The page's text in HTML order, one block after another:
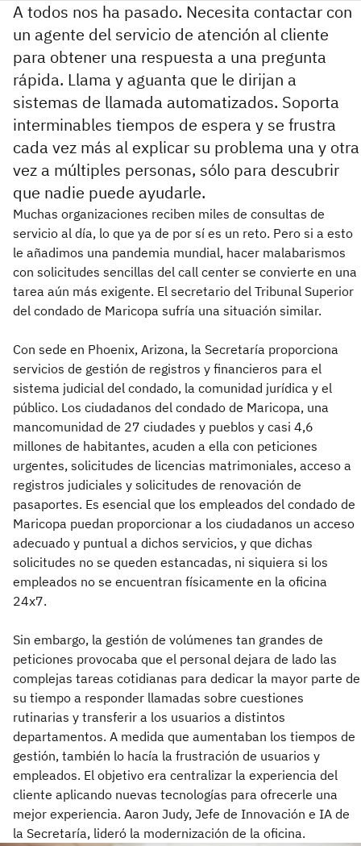
A todos nos ha pasado. Necesita contactar con
un agente del servicio de atención al cliente
para obtener una respuesta a una pregunta
rápida. Llama y aguanta que le dirijan a
sistemas de llamada automatizados. Soporta
interminables tiempos de espera y se frustra
cada vez más al explicar su problema una y otra
vez a múltiples personas, sólo para descubrir
que nadie puede ayudarle.
Muchas organizaciones reciben miles de consultas de
servicio al día, lo que ya de por sí es un reto. Pero si a esto
le añadimos una pandemia mundial, hacer malabarismos
con solicitudes sencillas del call center se convierte en una
tarea aún más exigente. El secretario del Tribunal Superior
del condado de Maricopa sufría una situación similar.
Con sede en Phoenix, Arizona, la Secretaría proporciona
servicios de gestión de registros y financieros para el
sistema judicial del condado, la comunidad jurídica y el
público. Los ciudadanos del condado de Maricopa, una
mancomunidad de 27 ciudades y pueblos y casi 4,6
millones de habitantes, acuden a ella con peticiones
urgentes, solicitudes de licencias matrimoniales, acceso a
registros judiciales y solicitudes de renovación de
pasaportes. Es esencial que los empleados del condado de
Maricopa puedan proporcionar a los ciudadanos un acceso
adecuado y puntual a dichos servicios, y que dichas
solicitudes no se queden estancadas, ni siquiera si los
empleados no se encuentran físicamente en la oficina
24x7.
Sin embargo, la gestión de volúmenes tan grandes de
peticiones provocaba que el personal dejara de lado las
complejas tareas cotidianas para dedicar la mayor parte de
su tiempo a responder llamadas sobre cuestiones
rutinarias y transferir a los usuarios a distintos
departamentos. A medida que aumentaban los tiempos de
gestión, también lo hacía la frustración de usuarios y
empleados. El objetivo era centralizar la experiencia del
cliente aplicando nuevas tecnologías para ofrecerle una
mejor experiencia. Aaron Judy, Jefe de Innovación e IA de
la Secretaría, lideró la modernización de la oficina.